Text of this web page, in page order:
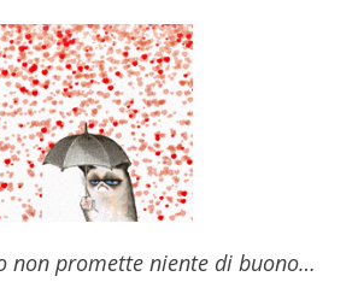
non promette niente di buono…